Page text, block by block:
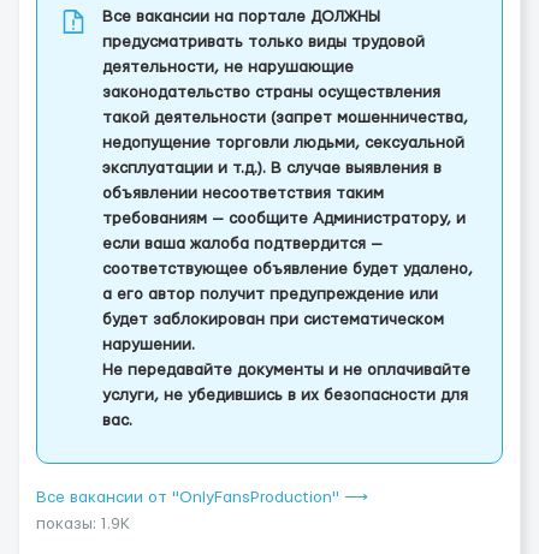
Все вакансии на портале ДОЛЖНЫ
предусматривать только виды трудовой
деятельности, не нарушающие
законодательство страны осуществления
такой деятельности (запрет мошенничества,
недопущение торговли людьми, сексуальной
эксплуатации и т.д.). В случае выявления в
объявлении несоответствия таким
требованиям — сообщите Администратору, и
если ваша жалоба подтвердится —
соответствующее объявление будет удалено,
а его автор получит предупреждение или
будет заблокирован при систематическом
нарушении.
Не передавайте документы и не оплачивайте
услуги, не убедившись в их безопасности для
вас.
Все вакансии от "OnlyFansProduction" ⟶
показы: 1.9K